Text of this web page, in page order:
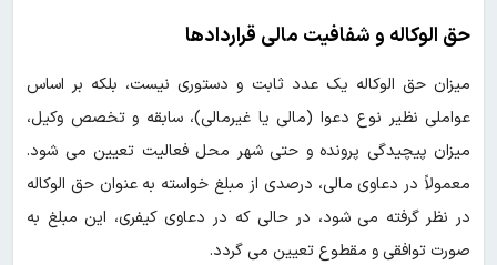
حق الوکاله و شفافیت مالی قراردادها
میزان حق الوکاله یک عدد ثابت و دستوری نیست، بلکه بر اساس
عواملی نظیر نوع دعوا (مالی یا غیرمالی)، سابقه و تخصص وکیل،
میزان پیچیدگی پرونده و حتی شهر محل فعالیت تعیین می شود.
معمولاً در دعاوی مالی، درصدی از مبلغ خواسته به عنوان حق الوکاله
در نظر گرفته می شود، در حالی که در دعاوی کیفری، این مبلغ به
صورت توافقی و مقطوع تعیین می گردد.